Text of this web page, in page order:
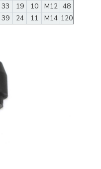
33 19 10 M12 48
39 24 11 M14 120